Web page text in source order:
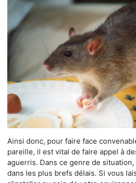
Ainsi donc, pour faire face
pareille, il est vital de faire appel à
aguerris. Dans ce genre de
dans les plus brefs délais. Si vous